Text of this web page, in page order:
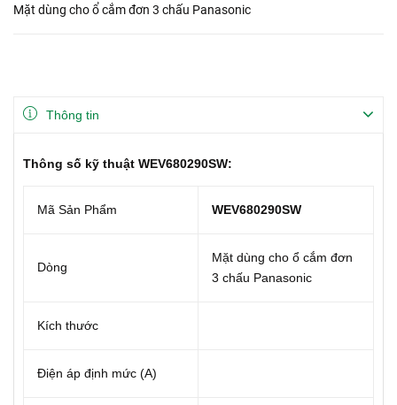
Mặt dùng cho ổ cắm đơn 3 chấu Panasonic
Thông tin
Thông số kỹ thuật WEV680290SW:
Mã Sản Phẩm WEV680290SW
Dòng
Mặt dùng cho ổ cắm đơn
3 chấu Panasonic
Kích thước
Điện áp định mức (A)